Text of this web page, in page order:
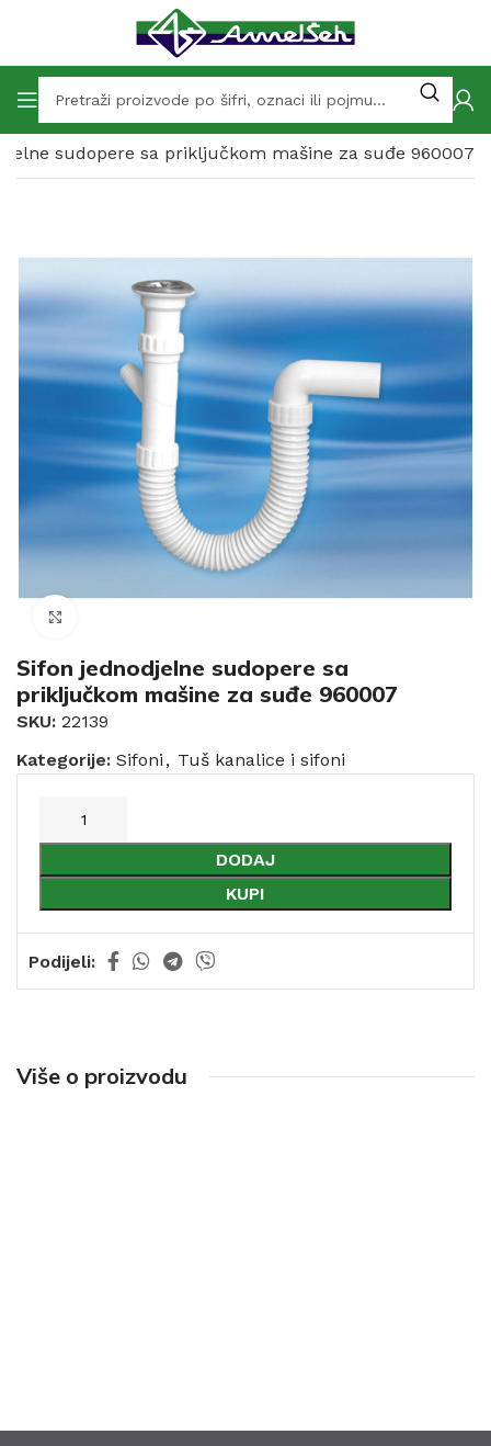
sudopere sa priključkom mašine za suđe 960007
Sifon jednodjelne sudopere sa
priključkom mašine za suđe 960007
SKU: 22139
Kategorije: Sifoni , Tuš kanalice i sifoni
DODAJ
KUPI
Podijeli:
Više o proizvodu